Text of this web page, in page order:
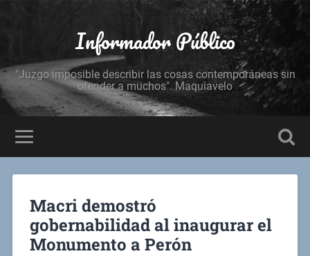
Informador Público
"Juzgo imposible describir las cosas contemporáneas sin
ofender a muchos". Maquiavelo
Macri demostró
gobernabilidad al inaugurar el
Monumento a Perón